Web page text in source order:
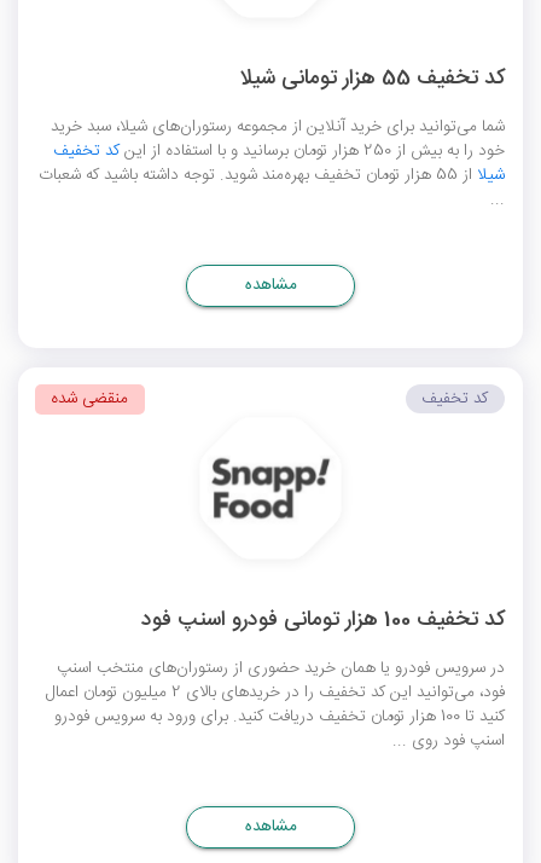
کد تخفیف 55 هزار تومانی شیلا
شما می‌توانید برای خرید آنلاین از مجموعه رستوران‌های شیلا، سبد خرید
خود را به بیش از 250 هزار تومان برسانید و با استفاده از این
کد تخفیف
شیلا
از 55 هزار تومان تخفیف بهره‌مند شوید. توجه داشته باشید که شعبات
...
مشاهده
کد تخفیف 100 هزار تومانی فودرو اسنپ فود
در سرویس فودرو یا همان خرید حضوری از رستوران‌های منتخب اسنپ
فود، می‌توانید این کد تخفیف را در خریدهای بالای 2 میلیون تومان اعمال
کنید تا 100 هزار تومان تخفیف دریافت کنید. برای ورود به سرویس فودرو
اسنپ فود روی ...
کد تخفیف منقضی شده
مشاهده